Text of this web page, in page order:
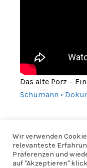
Das alte Porz –
Schumann •
Wir verwenden
relevanteste
Präferenzen und
auf "Akzeptieren"